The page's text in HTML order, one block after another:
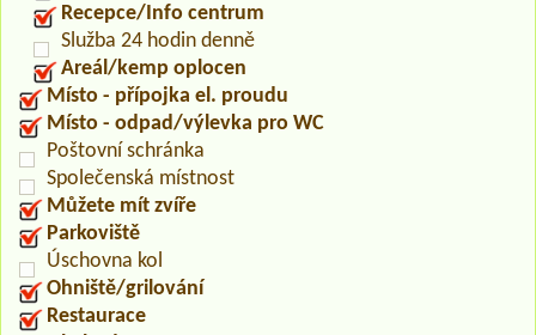
Recepce/Info centrum
Služba 24 hodin denně
Areál/kemp oplocen
Místo - přípojka el. proudu
Místo - odpad/výlevka pro WC
Poštovní schránka
Společenská místnost
Můžete mít zvíře
Parkoviště
Úschovna kol
Ohniště/grilování
Restaurace